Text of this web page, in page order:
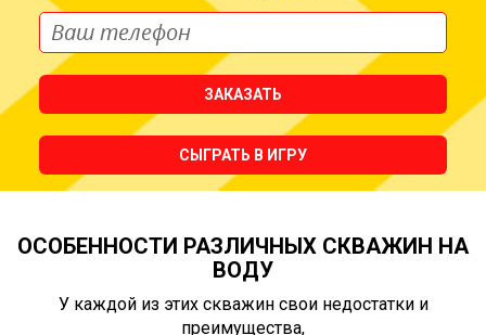
ЗАКАЗАТЬ
СЫГРАТЬ В ИГРУ
ОСОБЕННОСТИ РАЗЛИЧНЫХ СКВАЖИН НА
ВОДУ
У каждой из этих скважин свои недостатки и
преимущества,